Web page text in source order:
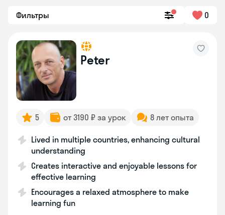
Фильтры 0
Peter
5 от 3190 ₽ за урок 8 лет опыта
Lived in multiple countries, enhancing cultural
understanding
Creates interactive and enjoyable lessons for
effective learning
Encourages a relaxed atmosphere to make
learning fun